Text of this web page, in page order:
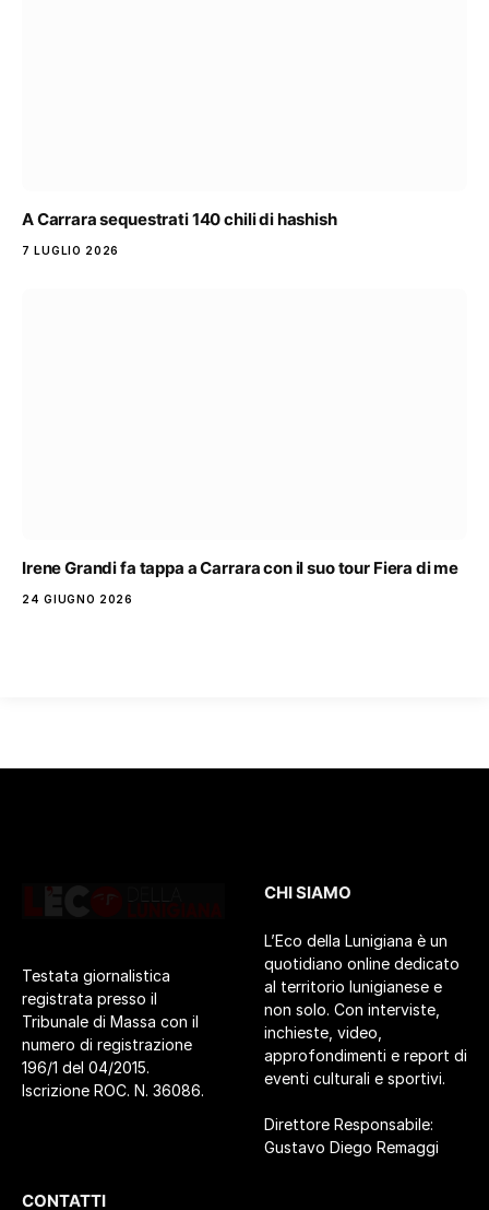
A Carrara sequestrati 140 chili di hashish
7 LUGLIO 2026
Irene Grandi fa tappa a Carrara con il suo tour Fiera di me
24 GIUGNO 2026
Testata giornalistica
registrata presso il
Tribunale di Massa con il
numero di registrazione
196/1 del 04/2015.
Iscrizione ROC. N. 36086.
CHI SIAMO
L’Eco della Lunigiana è un
quotidiano online dedicato
al territorio lunigianese e
non solo. Con interviste,
inchieste, video,
approfondimenti e report di
eventi culturali e sportivi.
Direttore Responsabile:
Gustavo Diego Remaggi
CONTATTI